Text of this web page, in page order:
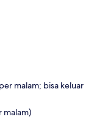
malam; bisa keluar
malam)